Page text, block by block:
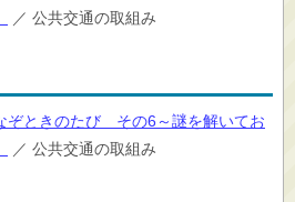
／ 公共交通の取組み
ぞときのたび その6～謎を解いてお
／ 公共交通の取組み